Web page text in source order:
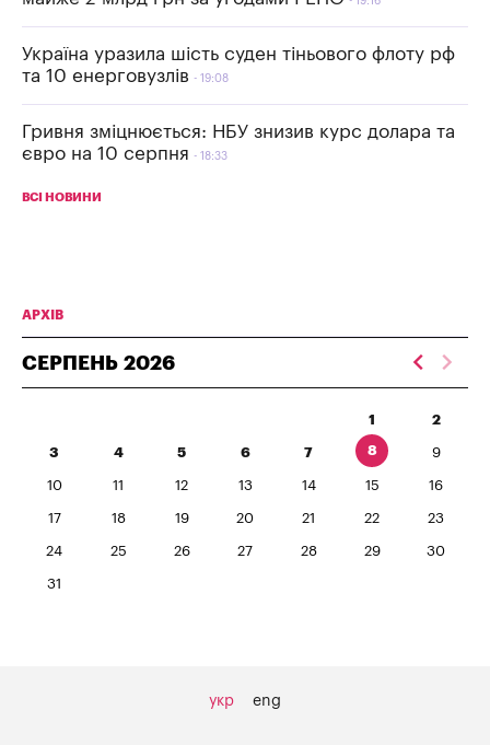
Україна уразила шість суден тіньового флоту рф
та 10 енерговузлів
19:08
Гривня зміцнюється: НБУ знизив курс долара та
євро на 10 серпня
18:33
ВСІ НОВИНИ
АРХІВ
СЕРПЕНЬ 2026
1 2
3 4 5 6 7 8 9
10 11 12 13 14 15 16
17 18 19 20 21 22 23
24 25 26 27 28 29 30
31
укр eng